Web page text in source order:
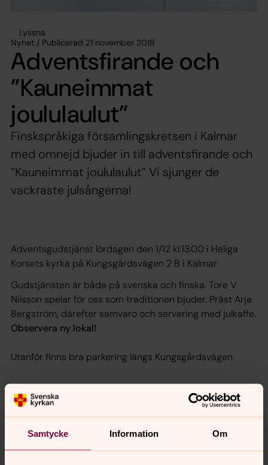
Samtycke Information Om
Lyssna
Nyhet / Publicerad 21 november 2018
Adventsfirande och
”Kauneimmat
joululaulut”
Finskspråkiga församlingskretsen i Kalmar
med omnejd bjuder in till adventsfirande och
”Kauneimmat joululaulut” Vi sjunger de
vackraste julsångerna!
Adventsgudstjänst lördagen den 1/12 kl.13.00 i Heliga
Korsets kyrka på Kungsgårdsvägen 2 B i Kalmar
Gudstjänsten är både på svenska och finska. Tore V
Nilsson spelar för oss som traditionen bjuder. Präst Arja
Bergström, därefter samvaro och servering med julkaffe.
Observera ny lokal!
Utanför finns bra parkering längs Kungsgårdsvägen.
Kontaktperson:
073-2555928